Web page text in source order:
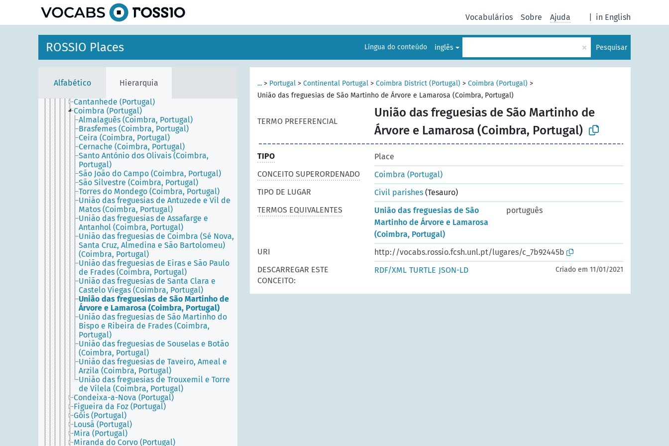
in English
Vocabulários Sobre Ajuda
ROSSIO Places Língua do conteúdo inglês × Pesquisar
Alfabético Hierarquia
Alentejo (Portugal)
Algarve (Portugal)
Aveiro District (Portugal)
Braga District (Portugal)
Castelo Branco District (Portugal)
Coimbra District (Portugal)
Cantanhede (Portugal)
Coimbra (Portugal)
Almalaguês (Coimbra, Portugal)
Brasfemes (Coimbra, Portugal)
Ceira (Coimbra, Portugal)
Cernache (Coimbra, Portugal)
Santo António dos Olivais (Coimbra,
Portugal)
São João do Campo (Coimbra, Portugal)
São Silvestre (Coimbra, Portugal)
Torres do Mondego (Coimbra, Portugal)
União das freguesias de Antuzede e Vil de
Matos (Coimbra, Portugal)
União das freguesias de Assafarge e
Antanhol (Coimbra, Portugal)
União das freguesias de Coimbra (Sé Nova,
Santa Cruz, Almedina e São Bartolomeu)
(Coimbra, Portugal)
União das freguesias de Eiras e São Paulo
de Frades (Coimbra, Portugal)
União das freguesias de Santa Clara e
Castelo Viegas (Coimbra, Portugal)
União das freguesias de São Martinho de
Árvore e Lamarosa (Coimbra, Portugal)
União das freguesias de São Martinho do
Bispo e Ribeira de Frades (Coimbra,
Portugal)
União das freguesias de Souselas e Botão
(Coimbra, Portugal)
União das freguesias de Taveiro, Ameal e
Arzila (Coimbra, Portugal)
União das freguesias de Trouxemil e Torre
de Vilela (Coimbra, Portugal)
Condeixa-a-Nova (Portugal)
Figueira da Foz (Portugal)
Góis (Portugal)
Lousã (Portugal)
Mira (Portugal)
Miranda do Corvo (Portugal)
... > Portugal > Continental Portugal > Coimbra District (Portugal) > Coimbra (Portugal) >
União das freguesias de São Martinho de Árvore e Lamarosa (Coimbra, Portugal)
TERMO PREFERENCIAL
União das freguesias de São Martinho de
Árvore e Lamarosa (Coimbra, Portugal)
TIPO
Place
CONCEITO SUPERORDENADO
Coimbra (Portugal)
TIPO DE LUGAR
Civil parishes (Tesauro)
TERMOS EQUIVALENTES
União das freguesias de São
Martinho de Árvore e Lamarosa
(Coimbra, Portugal)
português
URI
http://vocabs.rossio.fcsh.unl.pt/lugares/c_7b92445b
DESCARREGAR ESTE
CONCEITO:
RDF/XML TURTLE JSON-LD Criado em 11/01/2021